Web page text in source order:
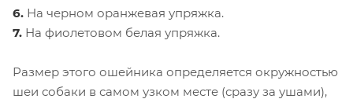
6. На черном оранжевая упряжка.
7. На фиолетовом белая упряжка.
Размер этого ошейника определяется окружностью
шеи собаки в самом узком месте (сразу за ушами),